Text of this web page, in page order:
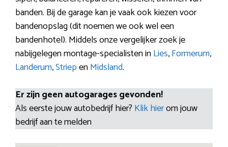
banden. Bij de garage kan je vaak ook kiezen voor
bandenopslag (dit noemen we ook wel een
bandenhotel). Middels onze vergelijker zoek je
nabijgelegen montage-specialisten inLies,Formerum,
Landerum,StriepenMidsland.
Er zijn geen autogarages gevonden!
Als eerste jouw autobedrijf hier? Klik hierom jouw
bedrijf aan te melden